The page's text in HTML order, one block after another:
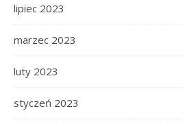
lipiec 2023
marzec 2023
luty 2023
styczeń 2023